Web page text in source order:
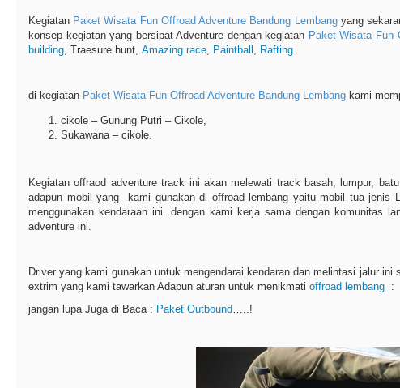
Kegiatan Paket Wisata Fun Offroad Adventure Bandung Lembangyang
konsep kegiatan yang bersipat Adventure dengan kegiatan Paket Wisata Fun
building, Traesure hunt, Amazing race, Paintball , Rafting.
di kegiatan Paket Wisata Fun Offroad Adventure Bandung Lembang kami
cikole – Gunung Putri – Cikole,
Sukawana – cikole.
Kegiatan offraod adventure track ini akan melewati track basah, lumpur,
adapun mobil yang kami gunakan di offroad lembang yaitu mobil tua
menggunakan kendaraan ini. dengan kami kerja sama dengan komunitas
adventure ini.
Driver yang kami gunakan untuk mengendarai kendaran dan melintasi jalur
extrim yang kami tawarkan Adapun aturan untuk menikmati offroad lembang :
jangan lupa Juga di Baca : Paket Outbound…..!